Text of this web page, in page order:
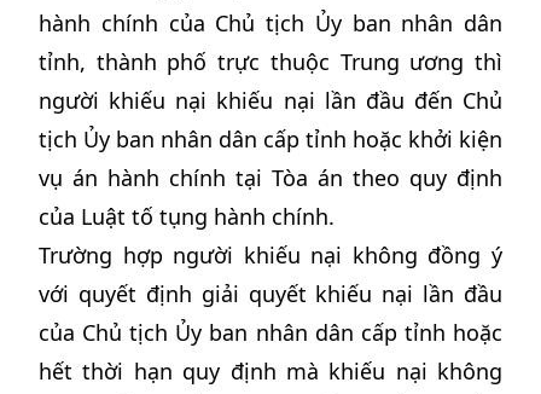
hành chính của Chủ tịch Ủy ban nhân dân
tỉnh, thành phố trực thuộc Trung ương thì
người khiếu nại khiếu nại lần đầu đến Chủ
tịch Ủy ban nhân dân cấp tỉnh hoặc khởi kiện
vụ án hành chính tại Tòa án theo quy định
của Luật tố tụng hành chính.
Trường hợp người khiếu nại không đồng ý
với quyết định giải quyết khiếu nại lần đầu
của Chủ tịch Ủy ban nhân dân cấp tỉnh hoặc
hết thời hạn quy định mà khiếu nại không